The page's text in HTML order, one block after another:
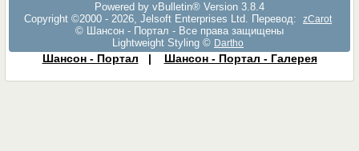
Powered by vBulletin® Version 3.8.4
Copyright ©2000 - 2026, Jelsoft Enterprises Ltd. Перевод:
zCarot
© Шансон - Портал - Все права защищены
Lightweight Styling © Dartho
Шансон - Портал | Шансон - Портал - Галерея